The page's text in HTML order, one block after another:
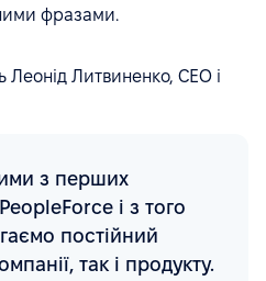
фразами.
Леонід Литвиненко, СЕО і
з перших
і з того
постійний
так і продукту.